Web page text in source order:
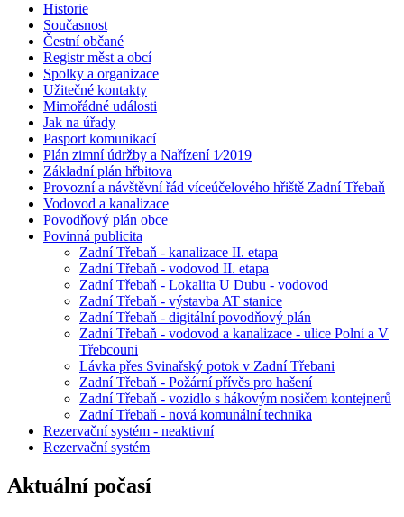
Historie
Současnost
Čestní občané
Registr měst a obcí
Spolky a organizace
Užitečné kontakty
Mimořádné události
Jak na úřady
Pasport komunikací
Plán zimní údržby a Nařízení 1⁄2019
Základní plán hřbitova
Provozní a návštěvní řád víceúčelového hřiště Zadní Třebaň
Vodovod a kanalizace
Povodňový plán obce
Povinná publicita
Zadní Třebaň - kanalizace II. etapa
Zadní Třebaň - vodovod II. etapa
Zadní Třebaň - Lokalita U Dubu - vodovod
Zadní Třebaň - výstavba AT stanice
Zadní Třebaň - digitální povodňový plán
Zadní Třebaň - vodovod a kanalizace - ulice Polní a V
Třebcouni
Lávka přes Svinařský potok v Zadní Třebani
Zadní Třebaň - Požární přívěs pro hašení
Zadní Třebaň - vozidlo s hákovým nosičem kontejnerů
Zadní Třebaň - nová komunální technika
Rezervační systém - neaktivní
Rezervační systém
Aktuální počasí